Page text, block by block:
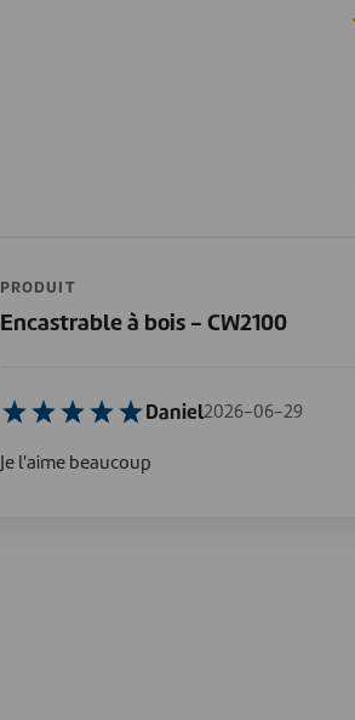
PRODUIT
Encastrable à bois - CW2100
Daniel2026-06-29
Je l'aime beaucoup